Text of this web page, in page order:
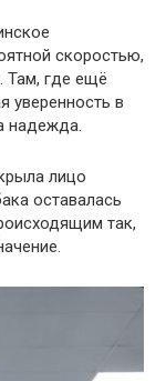
скоростью,
Там, где ещё
уверенность в
надежда.
лицо
оставалась
так,